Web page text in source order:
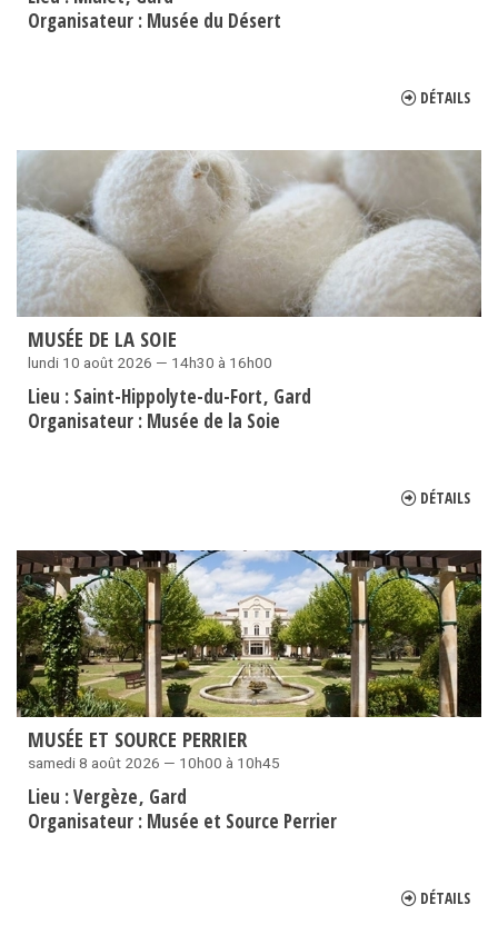
Organisateur : Musée du Désert
DÉTAILS
MUSÉE DE LA SOIE
lundi 10 août 2026 — 14h30 à 16h00
Lieu : Saint-Hippolyte-du-Fort Gard
Organisateur : Musée de la Soie
DÉTAILS
MUSÉE ET SOURCE PERRIER
samedi 8 août 2026 — 10h00 à 10h45
Lieu :Vergèze Gard
Organisateur : Musée et Source Perrier
DÉTAILS